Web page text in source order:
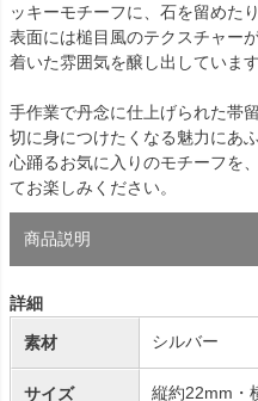
ッキーモチーフに、石を留めた
表面には槌目風のテクスチャー
着いた雰囲気を醸し出しています
手作業で丹念に仕上げられた帯
切に身につけたくなる魅力にあ
心踊るお気に入りのモチーフを
てお楽しみください。
商品説明
詳細
素材 シルバー
サイズ
縦約22mm